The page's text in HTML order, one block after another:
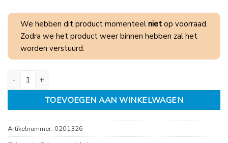
We hebben dit product momenteel niet op voorraad.
Zodra we het product weer binnen hebben zal het
worden verstuurd.
BSI Deo cat litter pine fresh 750 gram aantal
TOEVOEGEN AAN WINKELWAGEN
Artikelnummer: 0201326